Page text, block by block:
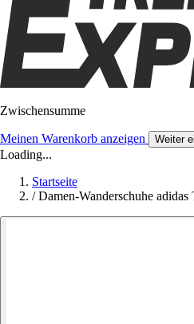
Zwischensumme
Meinen Warenkorb anzeigen Weiter
Loading...
Startseite
/ Damen-Wanderschuhe